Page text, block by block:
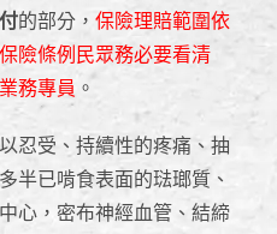
的部分， 保險理賠範圍依
險條例民眾務必要看清
務專員 。
忍受、持續性的疼痛、抽
半已啃食表面的琺瑯質、
心，密布神經血管、結締